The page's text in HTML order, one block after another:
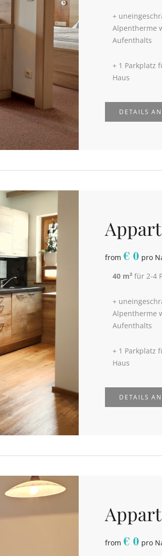
+
Alpentherme
Aufenthalts
+ 1 Parkplatz
Haus
DETAILS
from €0 pro
40 m²für 2-4
+
Alpentherme
Aufenthalts
+ 1 Parkplatz
Haus
DETAILS
from €0 pro